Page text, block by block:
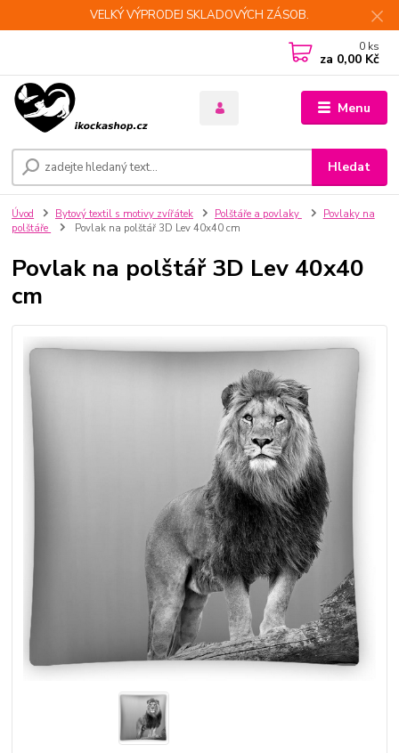
VELKÝ VÝPRODEJ SKLADOVÝCH ZÁSOB.
Menu
Hledat
0 ks
za 0,00 Kč
Úvod Bytový textil s motivy zvířátek Polštáře a povlaky
Povlaky na
polštáře
Povlak na polštář 3D Lev 40x40 cm
Povlak na polštář 3D Lev 40x40
cm